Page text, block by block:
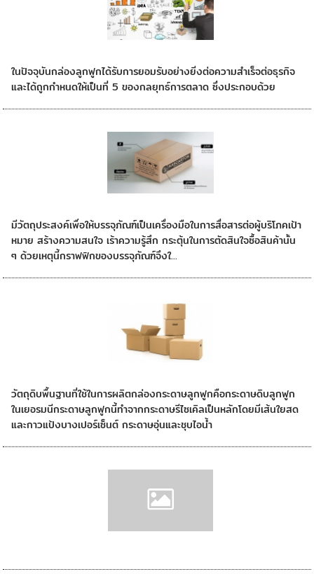
ในปัจจุบันกล่องลูกฟูกได้รับการยอมรับอย่างยิ่งต่อความสำเร็จต่อธุรกิจ
และได้ถูกกำหนดให้เป็นที่ 5 ของกลยุทธ์การตลาด ซึ่งประกอบด้วย
มีวัตถุประสงค์เพื่อให้บรรจุภัณฑ์เป็นเครื่องมือในการสื่อสารต่อผู้บริโภคเป้า
หมาย สร้างความสนใจ เร้าความรู้สึก กระตุ้นในการตัดสินใจซื้อสินค้านั้น
ๆ ด้วยเหตุนี้กราฟฟิกของบรรจุภัณฑ์จึงใ...
วัตถุดิบพื้นฐานที่ใช้ในการผลิตกล่องกระดาษลูกฟูกคือกระดาษดิบลูกฟูก
ในเยอรมนีกระดาษลูกฟูกนี้ทำจากกระดาษรีไซเคิลเป็นหลักโดยมีเส้นใยสด
และกาวแป้งบางเปอร์เซ็นต์ กระดาษอุ่นและชุบไอน้ำ